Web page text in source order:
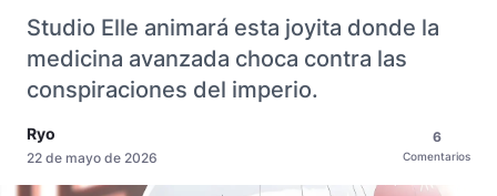
Studio Elle animará esta joyita donde la
medicina avanzada choca contra las
conspiraciones del imperio.
Ryo
22 de mayo de 2026
6
Comentarios